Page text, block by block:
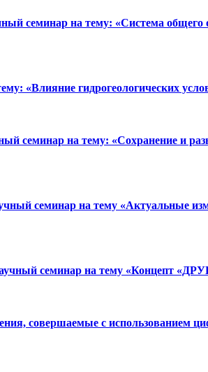
семинар на тему: «Система общего
«Влияние гидрогеологических
на тему: «Сохранение и
семинар на тему «Актуальные
семинар на тему «Концепт
совершаемые с использованием